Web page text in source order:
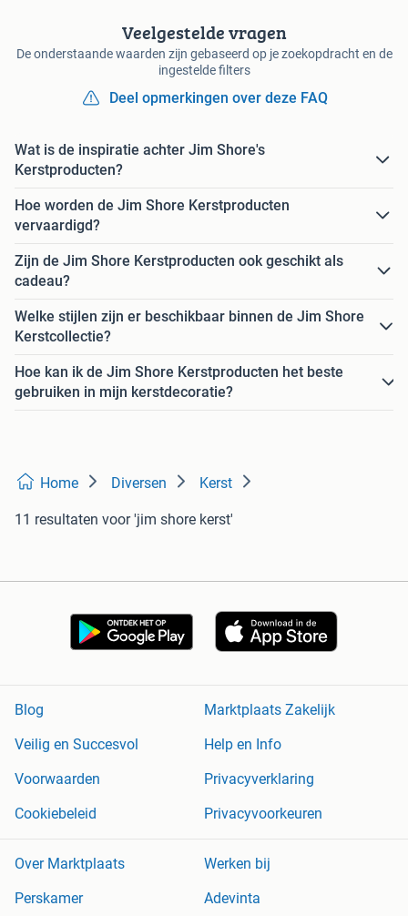
Veelgestelde vragen
De onderstaande waarden zijn gebaseerd op je zoekopdracht en de
ingestelde filters
Deel opmerkingen over deze FAQ
Wat is de inspiratie achter Jim Shore's
Kerstproducten?
Hoe worden de Jim Shore Kerstproducten
vervaardigd?
Zijn de Jim Shore Kerstproducten ook geschikt als
cadeau?
Welke stijlen zijn er beschikbaar binnen de Jim Shore
Kerstcollectie?
Hoe kan ik de Jim Shore Kerstproducten het beste
gebruiken in mijn kerstdecoratie?
Home Diversen Kerst
11 resultaten voor 'jim shore kerst'
Blog
Marktplaats Zakelijk
Veilig en Succesvol
Help en Info
Voorwaarden
Privacyverklaring
Cookiebeleid
Privacyvoorkeuren
Over Marktplaats
Werken bij
Perskamer
Adevinta